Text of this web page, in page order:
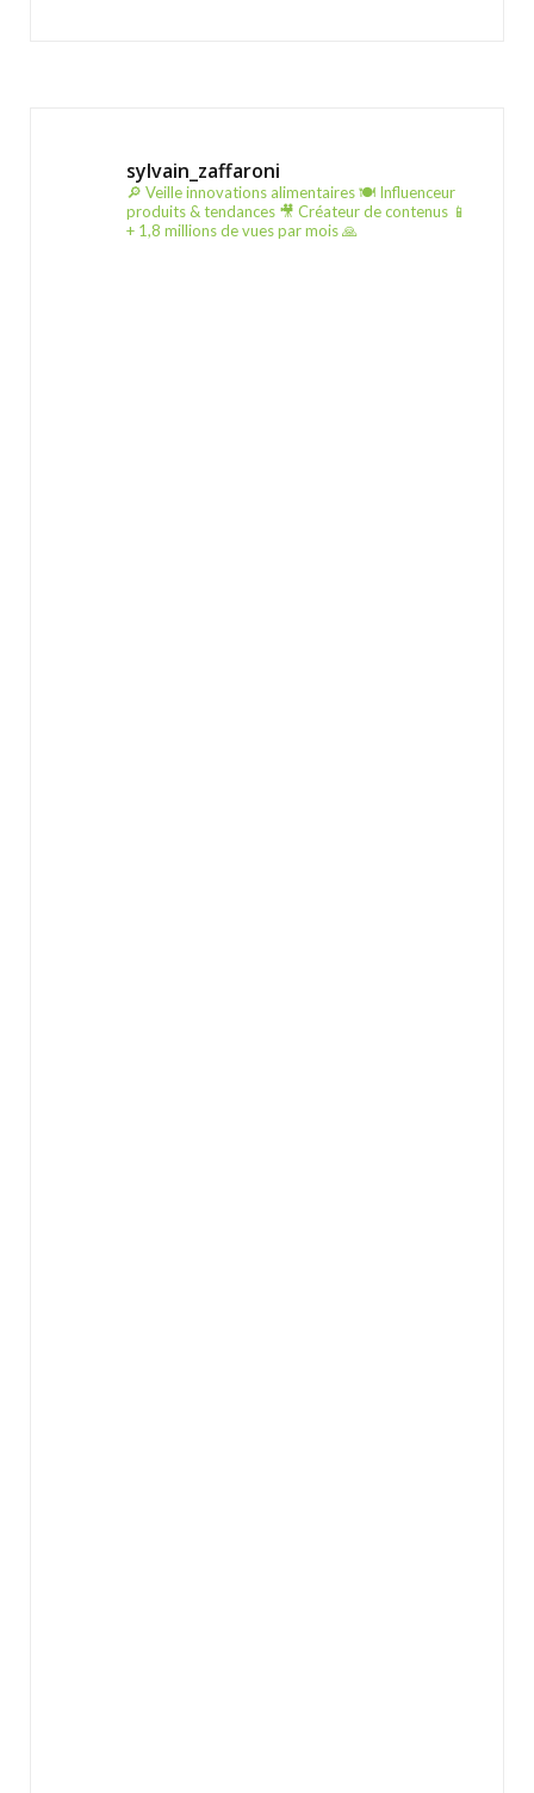
sylvain_zaffaroni
🔎 Veille innovations alimentaires🍽️ Influenceur
produits & tendances 🎥 Créateur de contenus 📱
+ 1,8 millions de vues par mois 🙏